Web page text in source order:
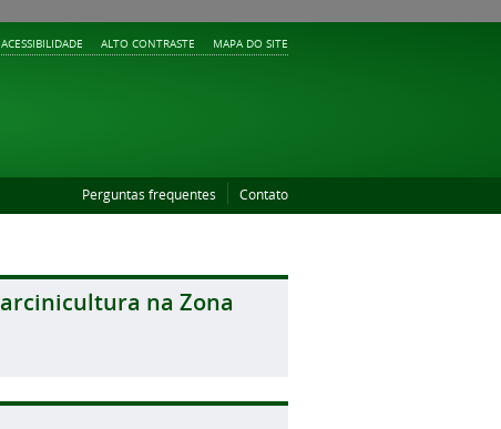
ACESSIBILIDADE ALTO CONTRASTE MAPA DO SITE
Perguntas frequentes Contato
na Zona